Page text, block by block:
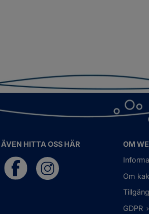
HITTA OSS HÄR
OM
Om
GDPR